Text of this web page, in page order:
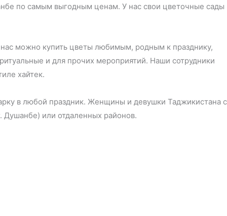
по самым выгодным ценам. У нас свои цветочные сады
можно купить цветы любимым, родным к празднику,
и для прочих мероприятий. Наши сотрудники
хайтек.
в любой праздник. Женщины и девушки Таджикистана с
Душанбе) или отдаленных районов.